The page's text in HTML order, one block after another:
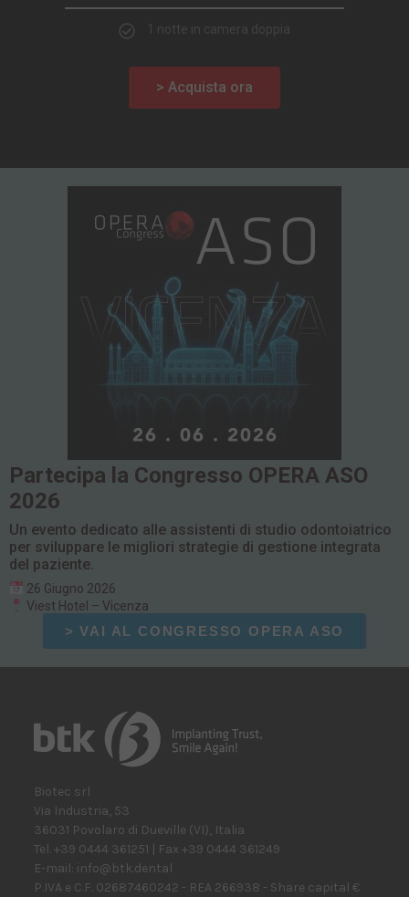
1 notte in camera doppia
> Acquista ora
Partecipa la Congresso OPERA ASO
2026
Un evento dedicato alle assistenti di studio odontoiatrico
per sviluppare le migliori strategie di gestione integrata
del paziente.
26 Giugno 2026
Viest Hotel – Vicenza
> VAI AL CONGRESSO OPERA ASO
Biotec srl
Via Industria, 53
36031 Povolaro di Dueville (VI), Italia
Tel.+39 0444 361251 | Fax+39 0444 361249
E-mail: info@btk.dental
P.IVA e C.F. 02687460242 - REA 266938 - Share capital €